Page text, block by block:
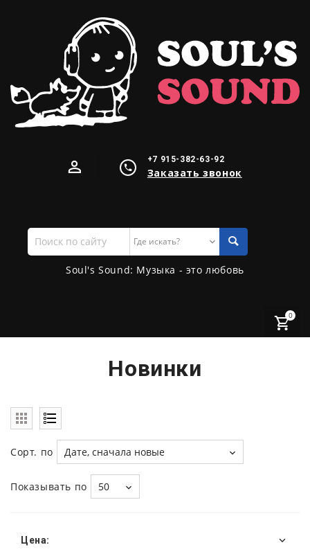
+7 915-382-63-92
Заказать звонок
Поиск
по
сайту
Soul's Sound: Музыка - это любовь
0
Новинки
Сорт. по Дате, сначала новые
Показывать по 50
Цена: